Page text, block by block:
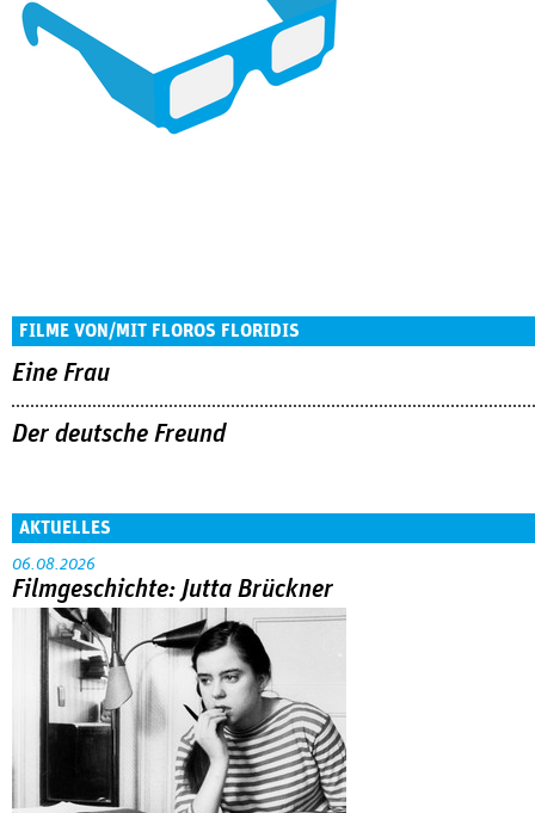
FILME VON/MIT FLOROS FLORIDIS
Eine Frau
Der deutsche Freund
AKTUELLES
06.08.2026
Filmgeschichte: Jutta Brückner